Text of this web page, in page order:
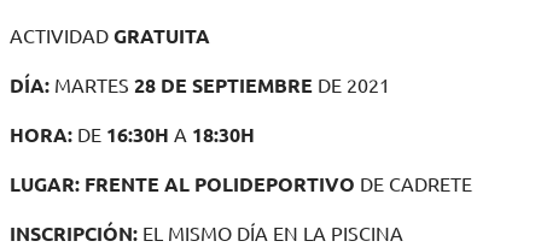
ACTIVIDAD GRATUITA
DÍA: MARTES 28 DE SEPTIEMBRE DE 2021
HORA: DE 16:30H A 18:30H
LUGAR: FRENTE AL POLIDEPORTIVO DE CADRETE
INSCRIPCIÓN: EL MISMO DÍA EN LA PISCINA